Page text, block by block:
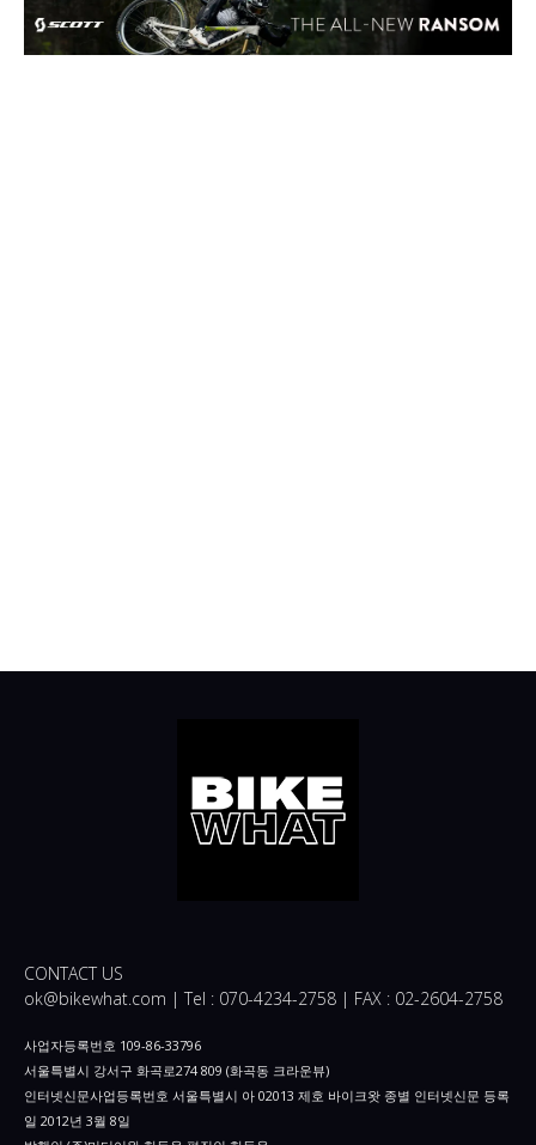
CONTACT US
ok@bikewhat.com | Tel : 070-4234-2758 | FAX : 02-2604-2758
사업자등록번호 109-86-33796
서울특별시 강서구 화곡로274 809 (화곡동 크라운뷰)
인터넷신문사업등록번호 서울특별시 아 02013 제호 바이크왓 종별 인터넷신문 등록
일 2012년 3월 8일